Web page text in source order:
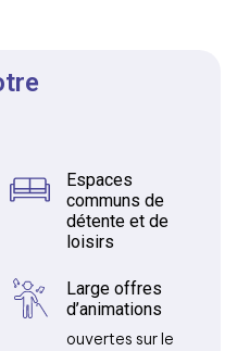
Espaces
communs de
détente et de
loisirs
Large offres
d’animations
ouvertes sur le